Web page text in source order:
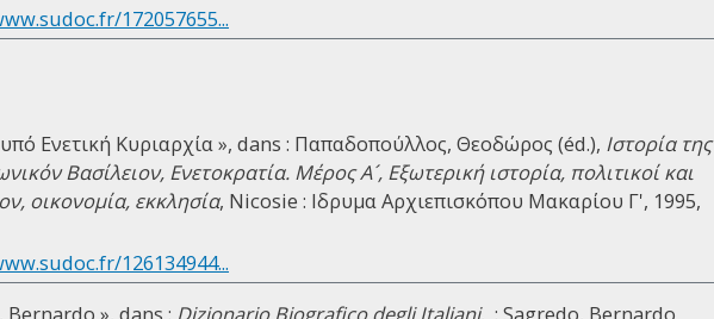
172057655...
Ενετική Κυριαρχία », dans : Παπαδοπούλλος, Θεοδώρος (éd.), Ιστορία της
Βασίλειον, Ενετοκρατία. Μέρος Α´, Εξωτερική ιστορία, πολιτικοί και
οικονομία, εκκλησία, Nicosie : Ιδρυμα Αρχιεπισκόπου Μακαρίου Γ', 1995,
126134944...